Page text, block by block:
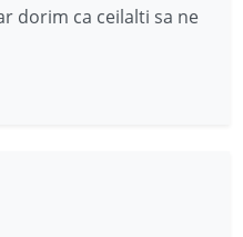
dorim ca ceilalti sa ne